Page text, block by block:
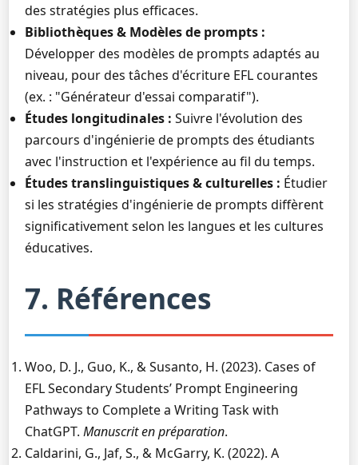
des stratégies plus efficaces.
Bibliothèques & Modèles de prompts :
Développer des modèles de prompts adaptés au
niveau, pour des tâches d'écriture EFL courantes
(ex. : "Générateur d'essai comparatif").
Études longitudinales : Suivre l'évolution des
parcours d'ingénierie de prompts des étudiants
avec l'instruction et l'expérience au fil du temps.
Études translinguistiques & culturelles : Étudier
si les stratégies d'ingénierie de prompts diffèrent
significativement selon les langues et les cultures
éducatives.
7. Références
Woo, D. J., Guo, K., & Susanto, H. (2023). Cases of
EFL Secondary Students’ Prompt Engineering
Pathways to Complete a Writing Task with
ChatGPT. Manuscrit en préparation.
Caldarini, G., Jaf, S., & McGarry, K. (2022). A